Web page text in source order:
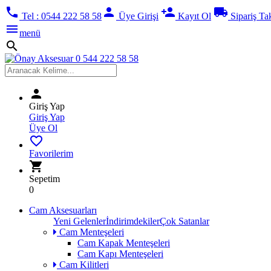
phone Tel : 0544 222 58 58 person Üye Girişi person_add Kayıt Ol local_shipping Sipariş
menumenü
search
person
Giriş Yap
Giriş Yap
Üye Ol
favorite_border
Favorilerim
shopping_cart
Sepetim
0
Cam Aksesuarları
Yeni GelenlerİndirimdekilerÇok Satanlar
Cam Menteşeleri
Cam Kapak Menteşeleri
Cam Kapı Menteşeleri
Cam Kilitleri